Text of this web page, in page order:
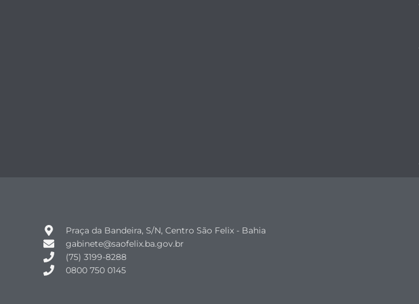
Praça da Bandeira, S/N, Centro São Felix - Bahia
gabinete@saofelix.ba.gov.br
(75) 3199-8288
0800 750 0145